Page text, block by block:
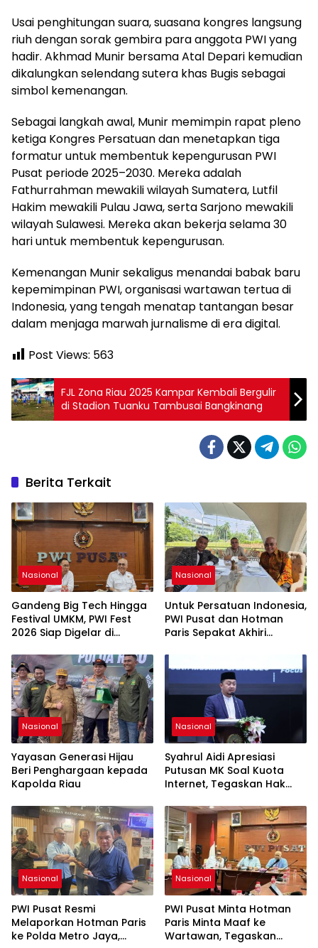
Usai penghitungan suara, suasana kongres langsung
riuh dengan sorak gembira para anggota PWI yang
hadir. Akhmad Munir bersama Atal Depari kemudian
dikalungkan selendang sutera khas Bugis sebagai
simbol kemenangan.
Sebagai langkah awal, Munir memimpin rapat pleno
ketiga Kongres Persatuan dan menetapkan tiga
formatur untuk membentuk kepengurusan PWI
Pusat periode 2025–2030. Mereka adalah
Fathurrahman mewakili wilayah Sumatera, Lutfil
Hakim mewakili Pulau Jawa, serta Sarjono mewakili
wilayah Sulawesi. Mereka akan bekerja selama 30
hari untuk membentuk kepengurusan.
Kemenangan Munir sekaligus menandai babak baru
kepemimpinan PWI, organisasi wartawan tertua di
Indonesia, yang tengah menatap tantangan besar
dalam menjaga marwah jurnalisme di era digital.
Post Views: 563
FJL Zona Riau 2025 Kampar Kembali Bergulir
di Stadion Tuanku Tambusai Bangkinang
Berita Terkait
Nasional
Gandeng Big Tech Hingga
Festival UMKM, PWI Fest
2026 Siap Digelar di
Mendatang
Nasional
Untuk Persatuan Indonesia,
PWI Pusat dan Hotman
Paris Sepakat Akhiri
Nasional
Yayasan Generasi Hijau
Beri Penghargaan kepada
Kapolda Riau
Nasional
Syahrul Aidi Apresiasi
Putusan MK Soal Kuota
Internet, Tegaskan Hak
Nasional
PWI Pusat Resmi
Melaporkan Hotman Paris
ke Polda Metro Jaya,
Nasional
PWI Pusat Minta Hotman
Paris Minta Maaf ke
Wartawan, Tegaskan